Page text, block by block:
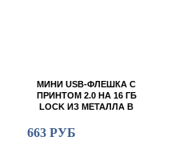
МИНИ USB-ФЛЕШКА С
ПРИНТОМ 2.0 НА 16 ГБ
LOCK ИЗ МЕТАЛЛА В
0,4 СМ
663 РУБ